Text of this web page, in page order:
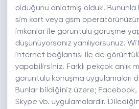
olduğunu anlatmış olduk. Bununla
sim kart veya gsm
imkanlar ile görüntülü görüşme
düşünüyorsanız yanılıyorsunuz.
internet bağlantısı ile de
yapabilirsiniz. Farklı pekçok anlık
görüntülü konuşma uygulamaları
Bunlar bildiğiniz üzere; Facebook,
Skype vb. uygulamalardır.